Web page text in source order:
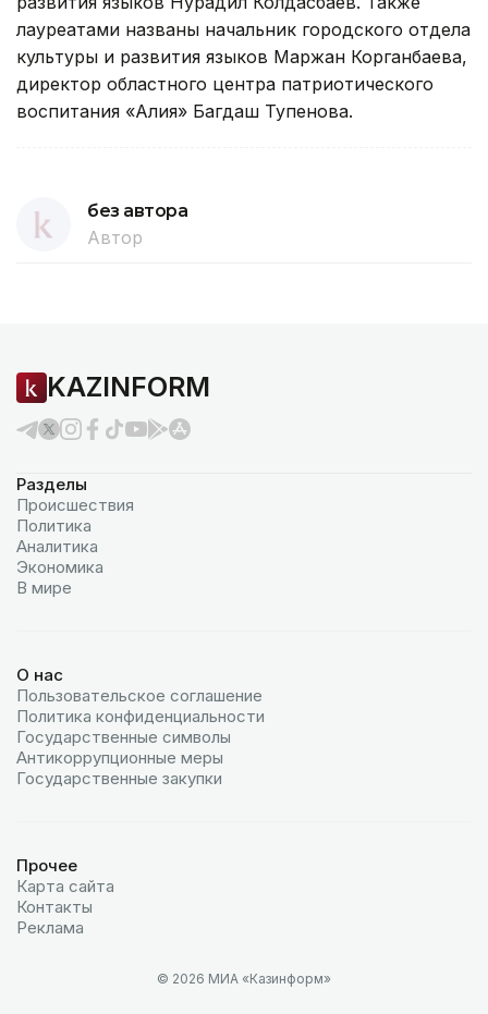
лауреатами названы начальник городского отдела
культуры и развития языков Маржан Корганбаева,
директор областного центра патриотического
воспитания «Алия» Багдаш Тупенова.
без автора
Автор
KAZINFORM
Разделы
Происшествия
Политика
Аналитика
Экономика
В мире
О нас
Пользовательское соглашение
Политика конфиденциальности
Государственные символы
Антикоррупционные меры
Государственные закупки
Прочее
Карта сайта
Контакты
Реклама
© 2026 МИА «Казинформ»